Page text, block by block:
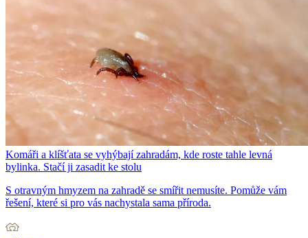
Komáři a klíšťata se vyhýbají zahradám, kde roste tahle levná
bylinka. Stačí ji zasadit ke stolu
S otravným hmyzem na zahradě se smířit nemusíte. Pomůže vám
řešení, které si pro vás nachystala sama příroda.